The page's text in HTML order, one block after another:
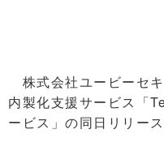
株式会社ユービーセ
内製化支援サービス「
ービス」の同日リリース